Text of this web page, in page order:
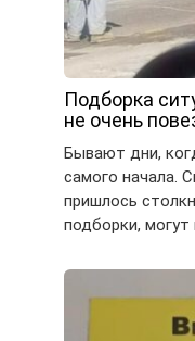
Подборка
не очень
Бывают дни,
самого начала.
пришлось
подборки,